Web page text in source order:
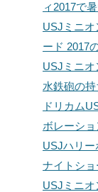
ィ2017で
USJミニ
ード 2017
USJミニ
水鉄砲の
ドリカム
ボレーシ
USJハリー
ナイトシ
USJミニオ